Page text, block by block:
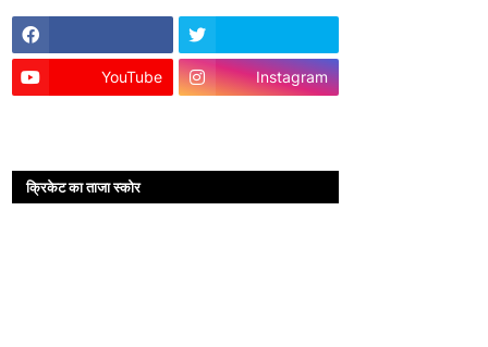
YouTube Instagram
क्रिकेट का ताजा स्कोर